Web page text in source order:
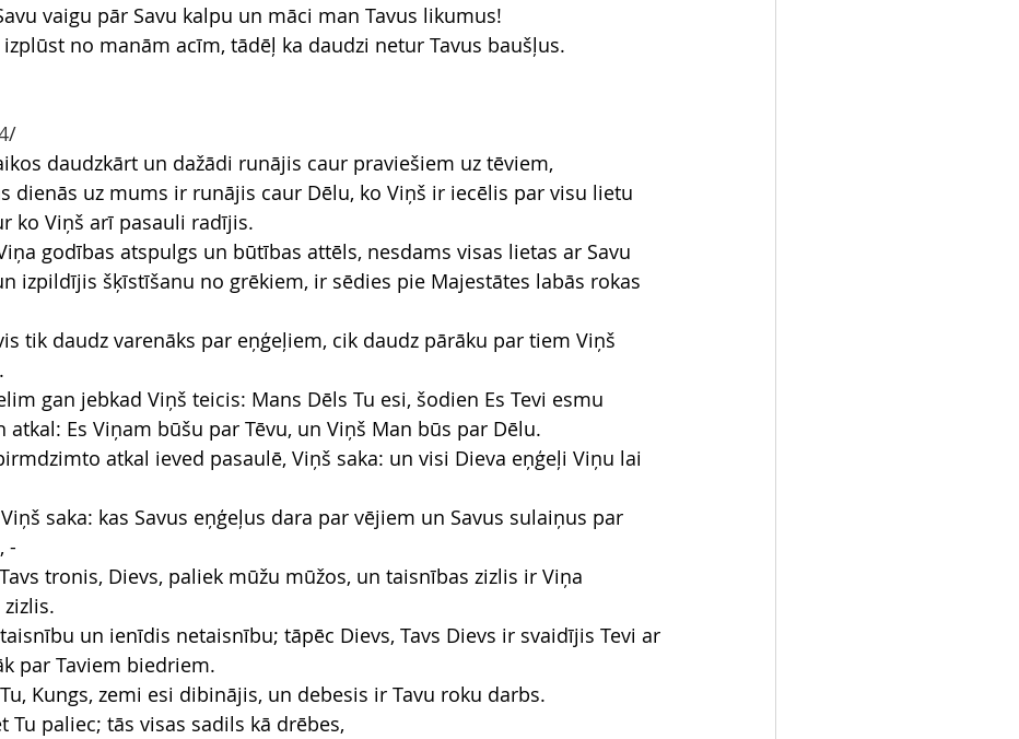
vaigu pār Savu kalpu un māci man Tavus likumus!
izplūst no manām acīm, tādēļ ka daudzi netur Tavus baušļus.
/
daudzkārt un dažādi runājis caur praviešiem uz tēviem,
dienās uz mums ir runājis caur Dēlu, ko Viņš ir iecēlis par visu lietu
ko Viņš arī pasauli radījis.
godības atspulgs un būtības attēls, nesdams visas lietas ar Savu
izpildījis šķīstīšanu no grēkiem, ir sēdies pie Majestātes labās rokas
tik daudz varenāks par eņģeļiem, cik daudz pārāku par tiem Viņš
gan jebkad Viņš teicis: Mans Dēls Tu esi, šodien Es Tevi esmu
atkal: Es Viņam būšu par Tēvu, un Viņš Man būs par Dēlu.
atkal ieved pasaulē, Viņš saka: un visi Dieva eņģeļi Viņu lai
saka: kas Savus eņģeļus dara par vējiem un Savus sulaiņus par
-
tronis, Dievs, paliek mūžu mūžos, un taisnības zizlis ir Viņa
un ienīdis netaisnību; tāpēc Dievs, Tavs Dievs ir svaidījis Tevi ar
par Taviem biedriem.
Kungs, zemi esi dibinājis, un debesis ir Tavu roku darbs.
Tu paliec; tās visas sadils kā drēbes,